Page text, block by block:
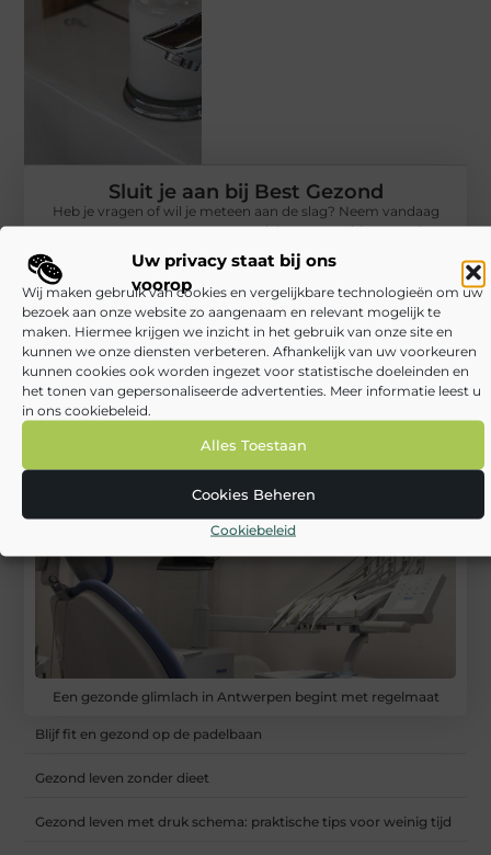
Uw privacy staat bij ons
voorop
Wij maken gebruik van cookies en vergelijkbare technologieën om uw
bezoek aan onze website zo aangenaam en relevant mogelijk te
maken. Hiermee krijgen we inzicht in het gebruik van onze site en
kunnen we onze diensten verbeteren. Afhankelijk van uw voorkeuren
kunnen cookies ook worden ingezet voor statistische doeleinden en
het tonen van gepersonaliseerde advertenties. Meer informatie leest u
in ons cookiebeleid.
Alles Toestaan
Cookies Beheren
Cookiebeleid
RECENTE BERICHTEN
Een gezonde glimlach in Antwerpen begint met regelmaat
Blijf fit en gezond op de padelbaan
Gezond leven zonder dieet
Gezond leven met druk schema: praktische tips voor weinig tijd
Sluit je aan bij Best Gezond
Heb je vragen of wil je meteen aan de slag? Neem vandaag
nog contact met ons op en ontdek wat onze blog voor jou
kan betekenen!
Neem contact met ons op